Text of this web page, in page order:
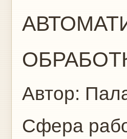
Автор:
Сфера